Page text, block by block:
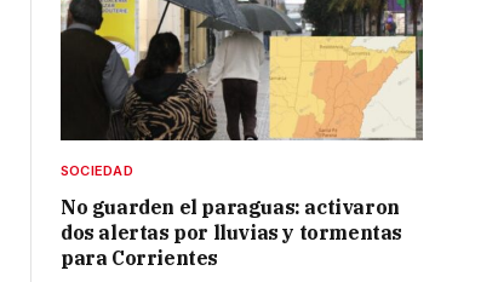
SOCIEDAD
No guarden el paraguas: activaron
dos alertas por lluvias y tormentas
para Corrientes